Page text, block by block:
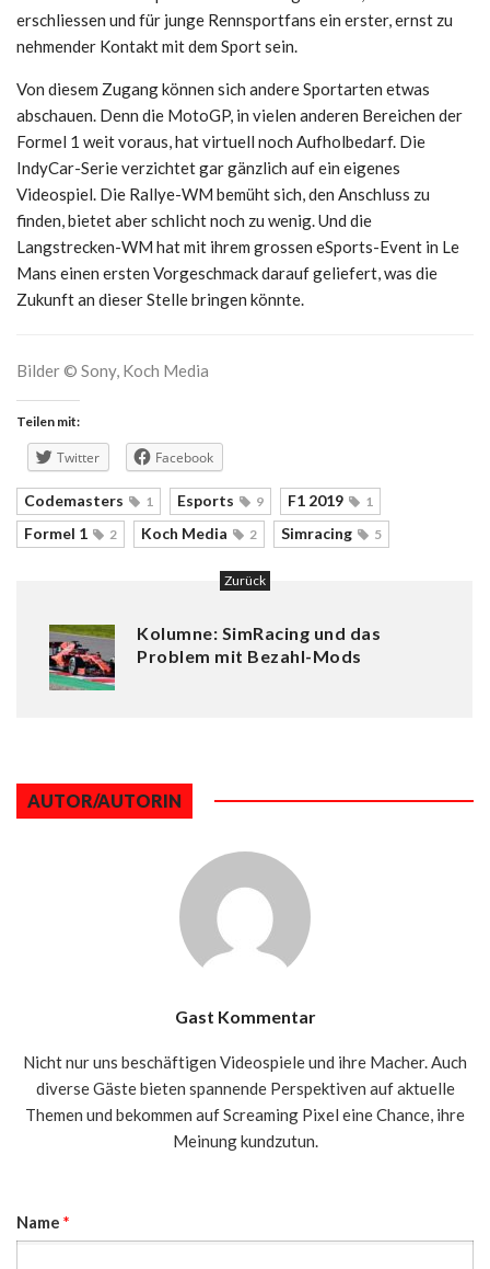
erschliessen und für junge Rennsportfans ein erster, ernst zu
nehmender Kontakt mit dem Sport sein.
Von diesem Zugang können sich andere Sportarten etwas
abschauen. Denn die MotoGP, in vielen anderen Bereichen der
Formel 1 weit voraus, hat virtuell noch Aufholbedarf. Die
IndyCar-Serie verzichtet gar gänzlich auf ein eigenes
Videospiel. Die Rallye-WM bemüht sich, den Anschluss zu
finden, bietet aber schlicht noch zu wenig. Und die
Langstrecken-WM hat mit ihrem grossen eSports-Event in Le
Mans einen ersten Vorgeschmack darauf geliefert, was die
Zukunft an dieser Stelle bringen könnte.
Bilder © Sony, Koch Media
Teilen mit:
Twitter Facebook
Codemasters 1 Esports 9 F1 2019 1
Formel 1 2 Koch Media 2 Simracing 5
Zurück
Kolumne: SimRacing und das
Problem mit Bezahl-Mods
AUTOR/AUTORIN
Gast Kommentar
Nicht nur uns beschäftigen Videospiele und ihre Macher. Auch
diverse Gäste bieten spannende Perspektiven auf aktuelle
Themen und bekommen auf Screaming Pixel eine Chance, ihre
Meinung kundzutun.
Name *